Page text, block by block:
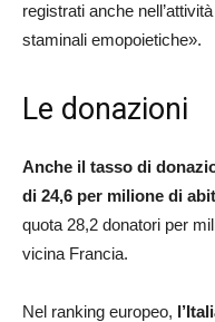
registrati anche
staminali emopoietiche».
Le donazioni
Anche il tasso di
di 24,6 per milione di
quota 28,2 donatori per
vicina Francia.
Nel ranking europeo,